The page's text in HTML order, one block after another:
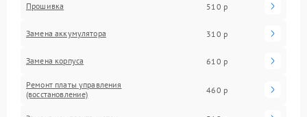
Прошивка 510 р
Замена аккумулятора 310 р
Замена корпуса 610 р
Ремонт платы управления
(восстановление)
460 р